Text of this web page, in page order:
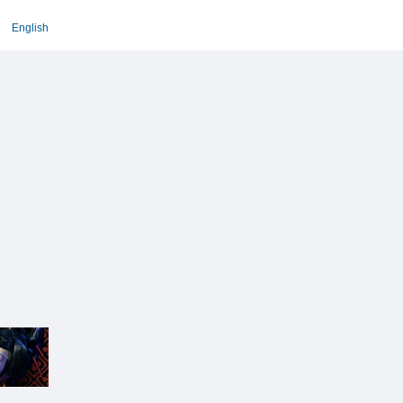
English